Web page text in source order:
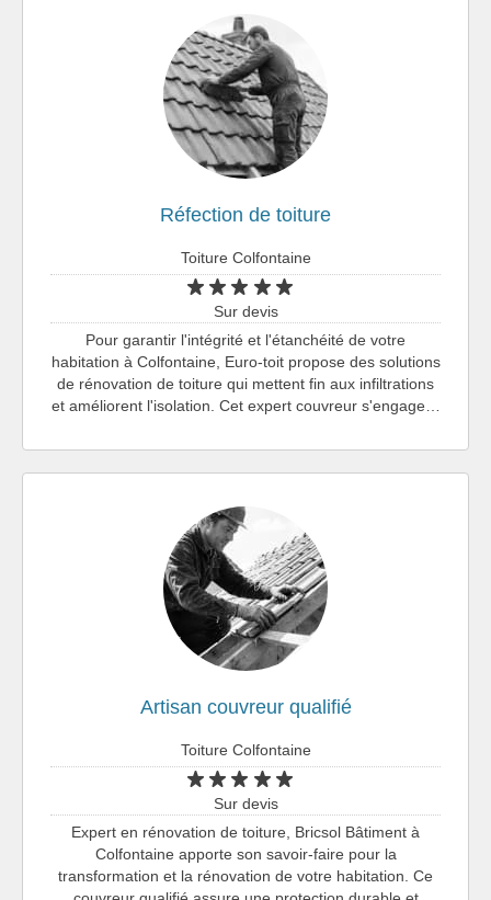
Réfection de toiture
Toiture Colfontaine
Sur devis
Pour garantir l'intégrité et l'étanchéité de votre
habitation à Colfontaine, Euro-toit propose des solutions
de rénovation de toiture qui mettent fin aux infiltrations
et améliorent l'isolation. Cet expert couvreur s'engage…
Artisan couvreur qualifié
Toiture Colfontaine
Sur devis
Expert en rénovation de toiture, Bricsol Bâtiment à
Colfontaine apporte son savoir-faire pour la
transformation et la rénovation de votre habitation. Ce